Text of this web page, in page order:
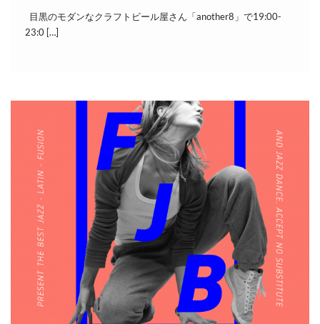
目黒のモダンなクラフトビール屋さん「another8」で19:00-
23:0 […]